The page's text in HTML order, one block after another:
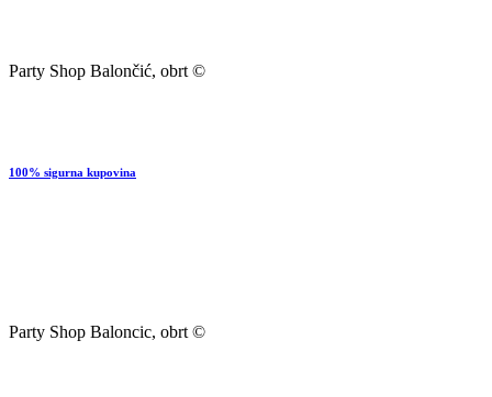
Party Shop Balončić, obrt ©
100% sigurna kupovina
Party Shop Baloncic, obrt ©